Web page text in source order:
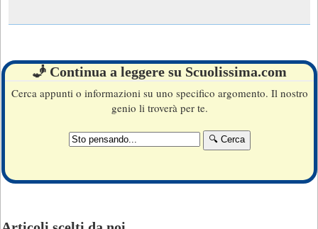
🧞 Continua a leggere su Scuolissima.com
Cerca appunti o informazioni su uno specifico argomento. Il nostro
genio li troverà per te.